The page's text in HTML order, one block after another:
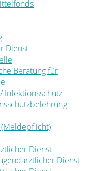
Dienst
Beratung für
Infektionsschutz
Dienst
Dienst